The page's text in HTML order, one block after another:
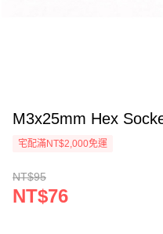
M3x25mm Hex
宅配滿NT$2,000免運
NT$95
NT$76